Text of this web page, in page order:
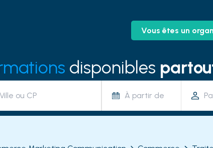
Vous êtes un
disponibles
À partir de